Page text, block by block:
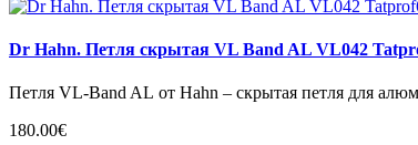
Dr Hahn. Петля скрытая VL Band AL VL042
Петля VL-Band AL от Hahn – скрытая петля для
180.00€